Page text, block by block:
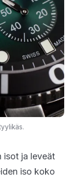
isot ja leveät
iso koko